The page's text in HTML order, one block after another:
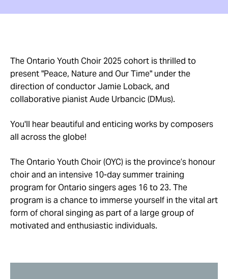
The Ontario Youth Choir 2025 cohort is thrilled to
present "Peace, Nature and Our Time" under the
direction of conductor Jamie Loback, and
collaborative pianist Aude Urbancic (DMus).
You'll hear beautiful and enticing works by composers
all across the globe!
The Ontario Youth Choir (OYC) is the province’s honour
choir and an intensive 10-day summer training
program for Ontario singers ages 16 to 23. The
program is a chance to immerse yourself in the vital art
form of choral singing as part of a large group of
motivated and enthusiastic individuals.